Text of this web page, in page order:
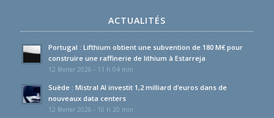
ACTUALITÉS
Portugal : Lifthium obtient une subvention de 180 M€ pour
construire une raffinerie de lithium à Estarreja
12 février 2026 - 11 h 04 min
Suède : Mistral AI investit 1,2 milliard d’euros dans de
nouveaux data centers
12 février 2026 - 10 h 20 min